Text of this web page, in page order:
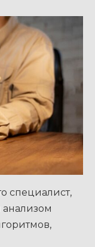
специалист,